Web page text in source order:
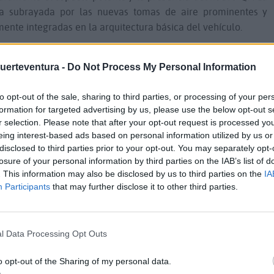
- Do Not Process My Personal Information
opt-out of the sale, sharing to third parties, or processing of your
for targeted advertising by us, please use the below opt-out
selection. Please note that after your opt-out request is processed
interest-based ads based on personal information utilized by us
to third parties prior to your opt-out. You may separately
of your personal information by third parties on the IAB’s list of
This information may also be disclosed by us to third parties on the
Participants that may further disclose it to other third parties.
Data Processing Opt Outs
opt-out of the Sharing of my personal data.
subrayada por las nuevas tomas de aire prominentes y
integradas en la arquitectura básica del vehículo.
y traseros
la carretera en el Q7 de serie, mientras que los faros
También están disponibles los faros Matrix LED HD
y un diodo láser de alta potencia cada uno y se reconocen
incorporada en los faros que simboliza la precisión de
por encima de los 70 km/h y aumenta significativamente
novedad, los faros de tope de gama incorporan firmas
su aspecto característico e inconfundible al permitir al
firmas luminosas a través del MMI. Sin embargo,
de los faros, también lo es su diseño. La posición
al Q7 un aspecto más ancho y expresivo. Por primera
OLED ampliamente digitalizadas como equipamiento
firmas luminosas digitales.